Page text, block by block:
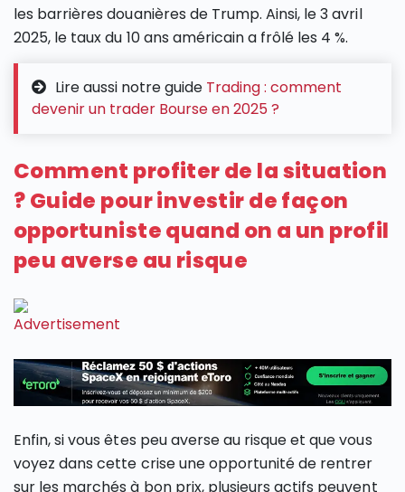
les barrières douanières de Trump. Ainsi, le 3 avril
2025, le taux du 10 ans américain a frôlé les 4 %.
Lire aussi notre guide Trading : comment
devenir un trader Bourse en 2025 ?
Comment profiter de la situation
? Guide pour investir de façon
opportuniste quand on a un profil
peu averse au risque
Enfin, si vous êtes peu averse au risque et que vous
voyez dans cette crise une opportunité de rentrer
sur les marchés à bon prix, plusieurs actifs peuvent